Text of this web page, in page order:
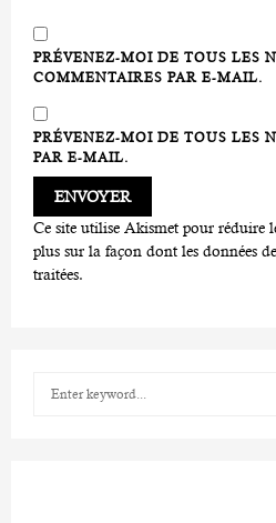
PRÉVENEZ-MOI DE TOUS LES
COMMENTAIRES PAR E-MAIL.
PRÉVENEZ-MOI DE TOUS LES
PAR E-MAIL.
Ce site utilise Akismet pour réduire
plus sur la façon dont les données
traitées.